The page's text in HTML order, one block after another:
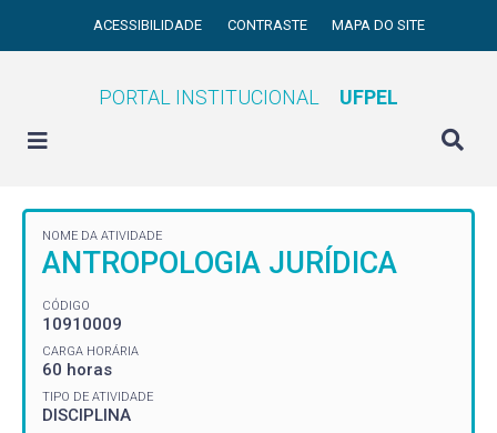
ACESSIBILIDADE CONTRASTE MAPA DO SITE
PORTAL INSTITUCIONAL UFPEL
NOME DA ATIVIDADE
ANTROPOLOGIA JURÍDICA
CÓDIGO
10910009
CARGA HORÁRIA
60 horas
TIPO DE ATIVIDADE
DISCIPLINA